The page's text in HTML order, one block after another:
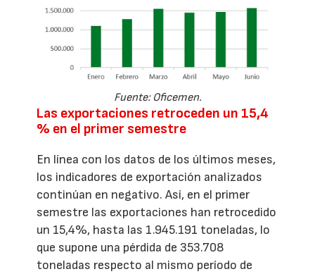
Fuente: Oficemen.
Las exportaciones retroceden un 15,4
% en el primer semestre
En línea con los datos de los últimos meses,
los indicadores de exportación analizados
continúan en negativo. Así, en el primer
semestre las exportaciones han retrocedido
un 15,4%, hasta las 1.945.191 toneladas, lo
que supone una pérdida de 353.708
toneladas respecto al mismo período de